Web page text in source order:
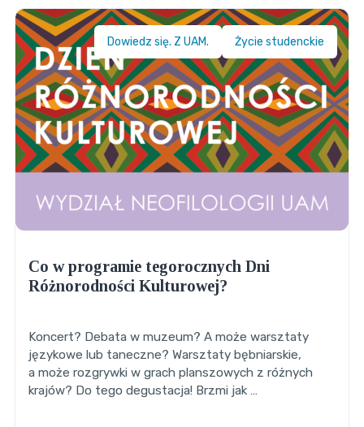
Dowiedz się. Z UAM. Życie studenckie
Co w programie tegorocznych Dni
Różnorodności Kulturowej?
Koncert? Debata w muzeum? A może warsztaty
językowe lub taneczne? Warsztaty bębniarskie,
a może rozgrywki w grach planszowych z różnych
krajów? Do tego degustacja! Brzmi jak …